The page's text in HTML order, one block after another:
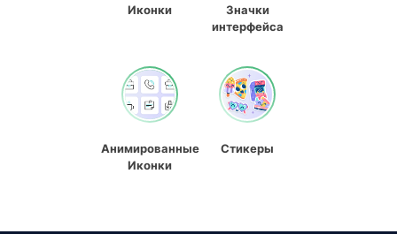
Иконки
Значки
интерфейса
Анимированные
Иконки
Стикеры